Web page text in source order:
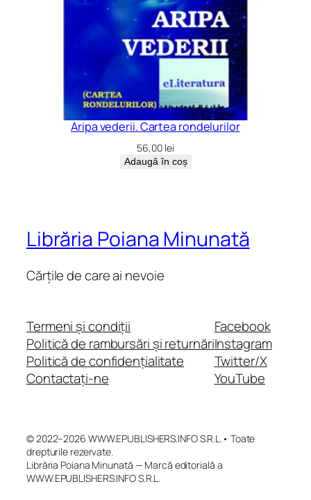
Aripa vederii. Cartea rondelurilor
56,00 lei
Adaugă în coș
Librăria Poiana Minunată
Cărțile de care ai nevoie
Termeni și condiții
Politică de rambursări și returnări
Politică de confidențialitate
Contactați-ne
Facebook
Instagram
Twitter/X
YouTube
© 2022–2026 WWW.EPUBLISHERS.INFO S.R.L.• Toate
drepturile rezervate.
Librăria Poiana Minunată — Marcă editorială a
WWW.EPUBLISHERS.INFO S.R.L.